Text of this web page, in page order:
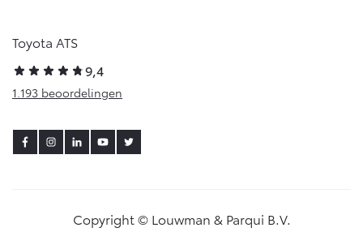
Toyota ATS
9,4
1.193 beoordelingen
Copyright © Louwman & Parqui B.V.